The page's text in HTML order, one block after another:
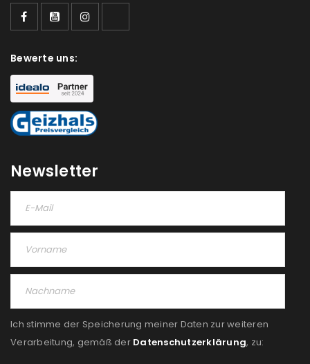
Bewerte uns:
Newsletter
Ich stimme der Speicherung meiner Daten zur weiteren
Verarbeitung, gemäß der Datenschutzerklärung, zu: